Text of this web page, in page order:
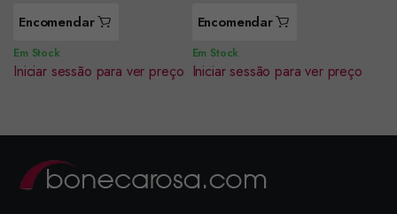
Encomendar
Em Stock
Iniciar sessão para ver preço
Encomendar
Em Stock
Iniciar sessão para ver preço